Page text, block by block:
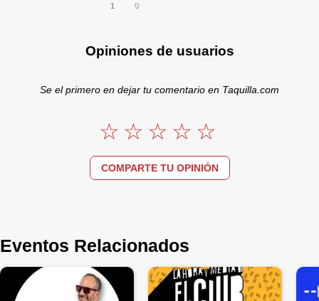
1 0
Opiniones de usuarios
Se el primero en dejar tu comentario en Taquilla.com
COMPARTE TU OPINIÓN
Eventos Relacionados